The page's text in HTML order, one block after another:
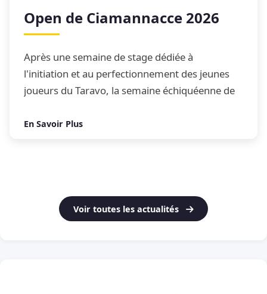
Open de Ciamannacce 2026
Après une semaine de stage dédiée à
l'initiation et au perfectionnement des jeunes
joueurs du Taravo, la semaine échiquéenne de
Open de blitz
En Savoir Plus
Voir toutes les actualités